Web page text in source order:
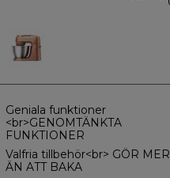
Geniala funktioner
<br>GENOMTÄNKTA
FUNKTIONER
Valfria tillbehör<br> GÖR MER
ÄN ATT BAKA